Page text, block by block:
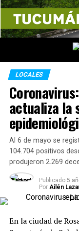
LOCALES
actualiza la
Al 6 de mayo se
104.704 positivos
produjeron 2.269
Publicado 5
Por Ailén
En la ciudad de